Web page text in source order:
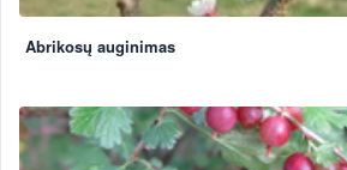
Abrikosų auginimas